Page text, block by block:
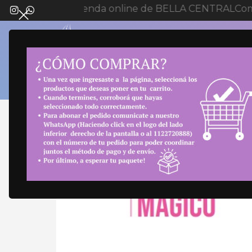
Bienvenida a tienda online de BELLA CENTRAL
Inicio Maquillaje Labiales LIP GLOSS